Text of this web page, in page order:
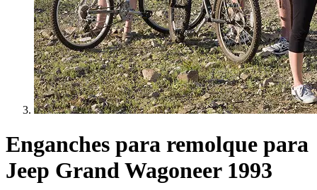
Enganches para remolque para
Jeep Grand Wagoneer 1993